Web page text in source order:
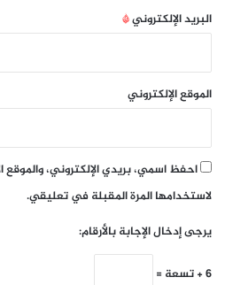
البريد الإلكتروني*
الموقع الإلكتروني
احفظ اسمي، بريدي الإلكتروني،
لاستخدامها المرة المقبلة في تعليقي.
يرجى إدخال الإجابة بالأرقام:
6 + تسعة =